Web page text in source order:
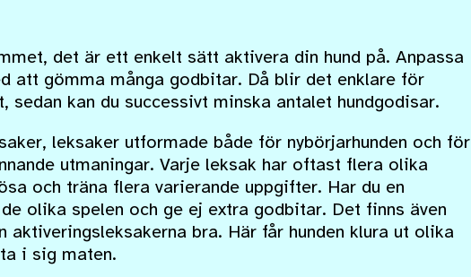
det är ett enkelt sätt aktivera din hund på. Anpassa
att gömma många godbitar. Då blir det enklare för
kan du successivt minska antalet hundgodisar.
leksaker utformade både för nybörjarhunden och för
utmaningar. Varje leksak har oftast flera olika
och träna flera varierande uppgifter. Har du en
olika spelen och ge ej extra godbitar. Det finns även
aktiveringsleksakerna bra. Här får hunden klura ut olika
i sig maten.